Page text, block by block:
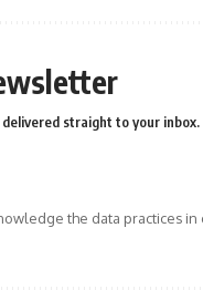
straight to your inbox.
the data practices in